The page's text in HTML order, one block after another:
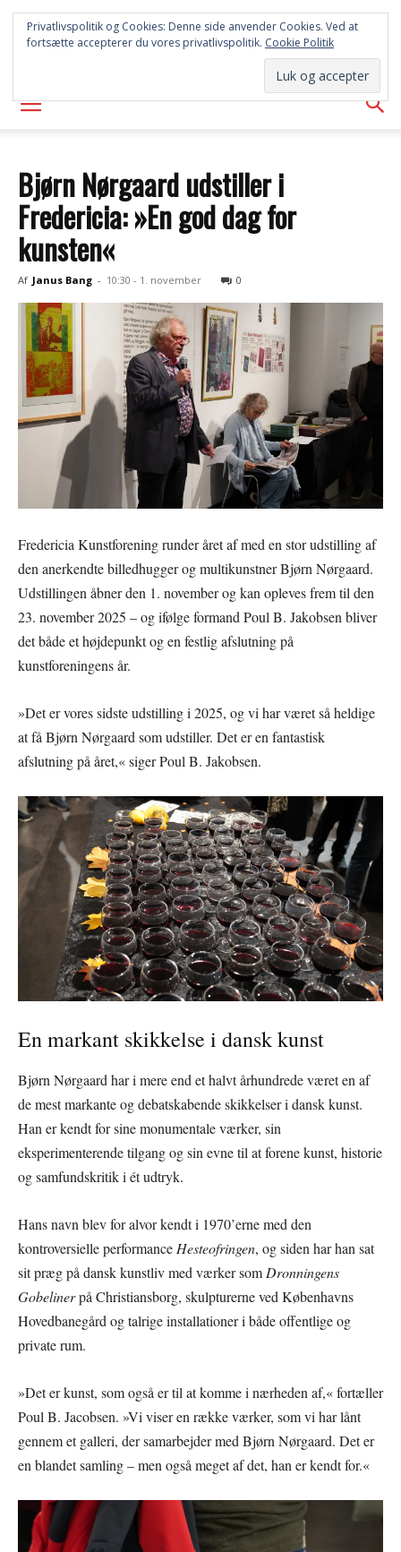
SYD
AVISEN
Bjørn Nørgaard udstiller i
Fredericia: »En god dag for
kunsten«
Af Janus Bang - 10:30 - 1. november 0
Fredericia Kunstforening runder året af med en stor udstilling af
den anerkendte billedhugger og multikunstner Bjørn Nørgaard.
Udstillingen åbner den 1. november og kan opleves frem til den
23. november 2025 – og ifølge formand Poul B. Jakobsen bliver
det både et højdepunkt og en festlig afslutning på
kunstforeningens år.
»Det er vores sidste udstilling i 2025, og vi har været så heldige
at få Bjørn Nørgaard som udstiller. Det er en fantastisk
afslutning på året,« siger Poul B. Jakobsen.
En markant skikkelse i dansk kunst
Bjørn Nørgaard har i mere end et halvt århundrede været en af
de mest markante og debatskabende skikkelser i dansk kunst.
Han er kendt for sine monumentale værker, sin
eksperimenterende tilgang og sin evne til at forene kunst, historie
og samfundskritik i ét udtryk.
Hans navn blev for alvor kendt i 1970’erne med den
kontroversielle performanceHesteofringen, og siden har han sat
sit præg på dansk kunstliv med værker somDronningens
Gobelinerpå Christiansborg, skulpturerne ved Københavns
Hovedbanegård og talrige installationer i både offentlige og
private rum.
»Det er kunst, som også er til at komme i nærheden af,« fortæller
Poul B. Jacobsen. »Vi viser en række værker, som vi har lånt
gennem et galleri, der samarbejder med Bjørn Nørgaard. Det er
en blandet samling – men også meget af det, han er kendt for.«
Privatlivspolitik og Cookies: Denne side anvender Cookies. Ved at
fortsætte accepterer du vores privatlivspolitik. Cookie Politik